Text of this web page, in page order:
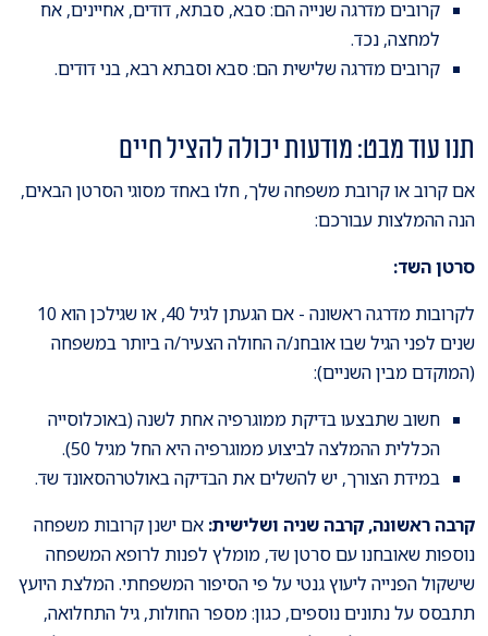
קרובים מדרגה שנייה הם: סבא, סבתא, דודים, אחיינים, אח
למחצה, נכד.
קרובים מדרגה שלישית הם: סבא וסבתא רבא, בני דודים.
תנו עוד מבט: מודעות יכולה להציל חיים
אם קרוב או קרובת משפחה שלך, חלו באחד מסוגי הסרטן הבאים,
הנה ההמלצות עבורכם:
סרטן השד:
לקרובות מדרגה ראשונה - אם הגעתן לגיל 40, או שגילכן הוא 10
שנים לפני הגיל שבו אובחנ/ה החולה הצעיר/ה ביותר במשפחה
(המוקדם מבין השניים):
חשוב שתבצעו בדיקת ממוגרפיה אחת לשנה (באוכלוסייה
הכללית ההמלצה לביצוע ממוגרפיה היא החל מגיל 50).
במידת הצורך, יש להשלים את הבדיקה באולטרהסאונד שד.
קרבה ראשונה, קרבה שניה ושלישית: אם ישנן קרובות משפחה
נוספות שאובחנו עם סרטן שד, מומלץ לפנות לרופא המשפחה
שישקול הפנייה ליעוץ גנטי על פי הסיפור המשפחתי. המלצת היועץ
תתבסס על נתונים נוספים, כגון: מספר החולות, גיל התחלואה,